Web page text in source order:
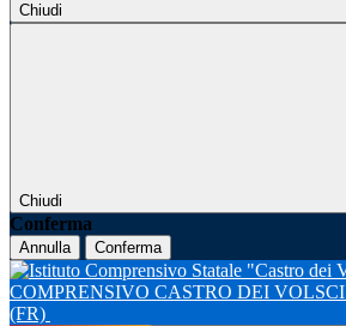
Chiudi
Chiudi
Conferma
Annulla Conferma
COMPRENSIVO CASTRO DEI VOLSCI
(FR)